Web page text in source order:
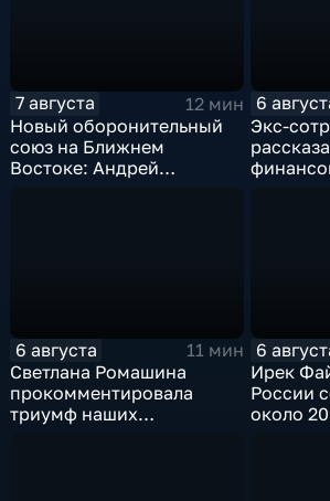
7 августа
12 мин
Новый оборонительный
союз на Ближнем
Востоке: Андрей
6
Экс-
6 августа
11 мин
Светлана Ромашина
прокомментировала
триумф наших
6
Ирек
России
около